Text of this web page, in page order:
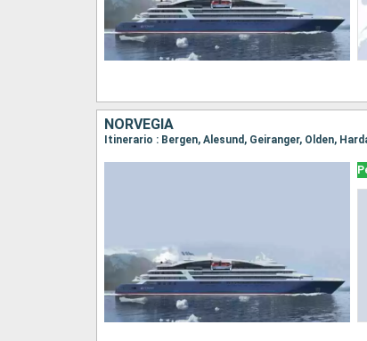
NORVEGIA
Itinerario : Bergen, Alesund, Geiranger, Olden,